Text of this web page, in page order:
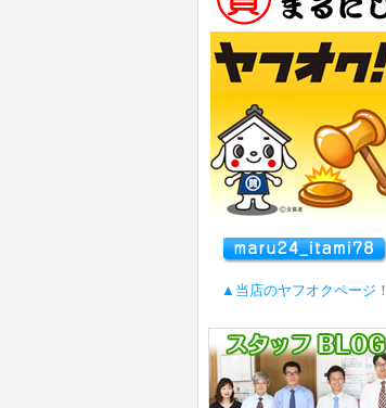
▲当店のヤフオクページ！